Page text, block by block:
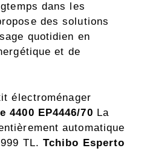
dans les
des solutions
quotidien en
et de
électroménager
4400 EP4446/70 La
automatique
TL. Tchibo Esperto